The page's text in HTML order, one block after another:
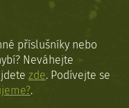
příslušníky nebo
Neváhejte
zde. Podívejte se
.